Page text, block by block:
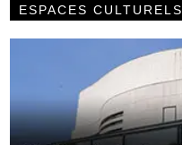
ESPACES CULTURELS